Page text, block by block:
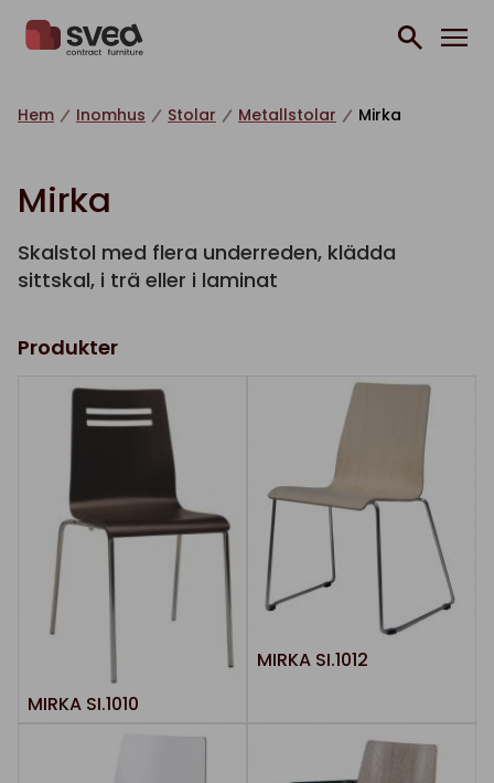
Hem Inomhus Stolar Metallstolar Mirka
Mirka
Skalstol med flera underreden, klädda
sittskal, i trä eller i laminat
Produkter
MIRKA SI.1010
MIRKA SI.1012